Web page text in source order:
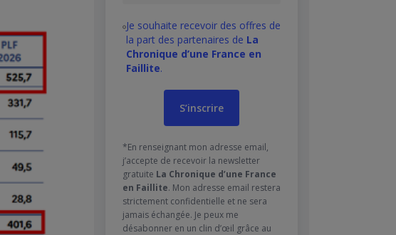
Je souhaite recevoir des offres de
la part des partenaires de La
Chronique d’une France en
Faillite.
*En renseignant mon adresse email,
j’accepte de recevoir la newsletter
gratuite La Chronique d’une France
en Faillite. Mon adresse email restera
strictement confidentielle et ne sera
jamais échangée. Je peux me
désabonner en un clin d’œil grâce au